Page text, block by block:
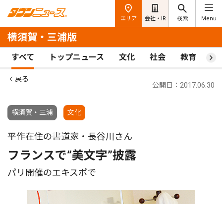
エリア 会社・IR 検索 Menu
横須賀・三浦版
すべて トップニュース 文化 社会 教育 ス
戻る
横須賀・三浦 文化
公開日：2017.06.30
平作在住の書道家・長谷川さん
フランスで”美文字”披露
パリ開催のエキスポで